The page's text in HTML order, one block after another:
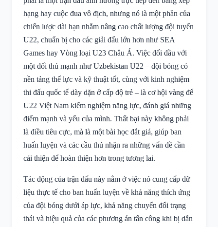
hạng hay cuộc đua vô địch, nhưng nó là một phần của
chiến lược dài hạn nhằm nâng cao chất lượng đội tuyển
U22, chuẩn bị cho các giải đấu lớn hơn như SEA
Games hay Vòng loại U23 Châu Á. Việc đối đầu với
một đối thủ mạnh như Uzbekistan U22 – đội bóng có
nền tảng thể lực và kỹ thuật tốt, cùng với kinh nghiệm
thi đấu quốc tế dày dặn ở cấp độ trẻ – là cơ hội vàng để
U22 Việt Nam kiểm nghiệm năng lực, đánh giá những
điểm mạnh và yếu của mình. Thất bại này không phải
là điều tiêu cực, mà là một bài học đắt giá, giúp ban
huấn luyện và các cầu thủ nhận ra những vấn đề cần
cải thiện để hoàn thiện hơn trong tương lai.
Tác động của trận đấu này nằm ở việc nó cung cấp dữ
liệu thực tế cho ban huấn luyện về khả năng thích ứng
của đội bóng dưới áp lực, khả năng chuyển đổi trạng
thái và hiệu quả của các phương án tấn công khi bị dẫn